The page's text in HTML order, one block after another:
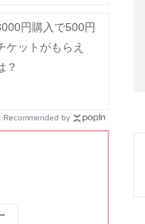
円購入で500円
ケットがもらえ
？
Recommended by